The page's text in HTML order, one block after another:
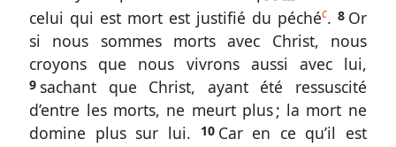
celui qui est mort est justifié du péchéc. 8 Or
si nous sommes morts avec Christ, nous
croyons que nous vivrons aussi avec lui,
9 sachant que Christ, ayant été ressuscité
d’entre les morts, ne meurt plus ; la mort ne
domine plus sur lui.
10 Car en ce qu’il est
les
Écritures
Romains
6.
1-